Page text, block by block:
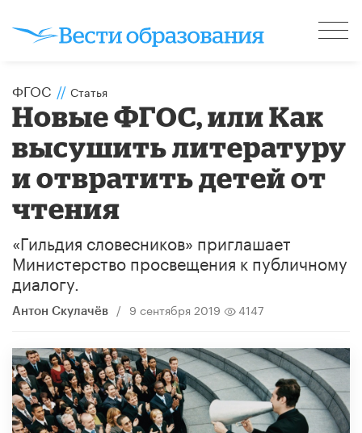
ФГОС // Статья
Новые ФГОС, или Как
высушить литературу
и отвратить детей от
чтения
«Гильдия словесников» приглашает
Министерство просвещения к публичному
диалогу.
Антон Скулачёв / 9 сентября 2019 4147